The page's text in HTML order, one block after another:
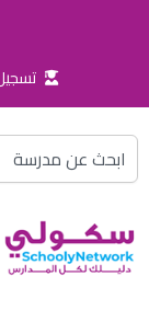
Search